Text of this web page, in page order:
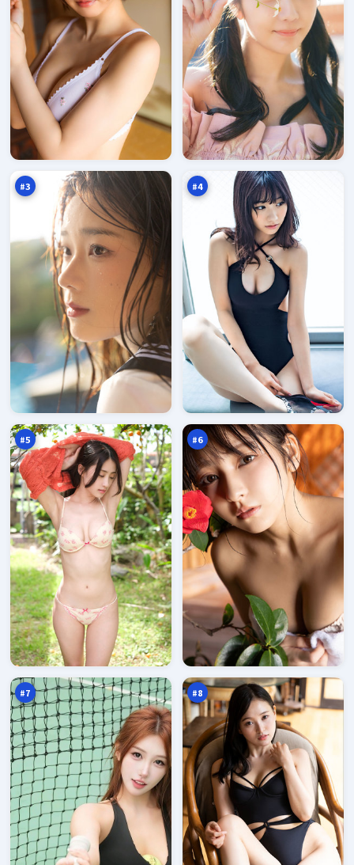
#3
冷
迷
雾
97
万
#4
沉
舟
密
令
96
万
#5
异
境
言
之
城
95
万
#6
赤
猎万
#7
暮
色
潜
伏
95
万
#8
风
尘
来
信
95
万